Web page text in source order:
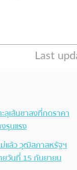
เส้นขาลงที่กดราคา
รุนแรง
ม่แล้ว วุฒิสภาสหรัฐฯ
วันที่ 15 กันยายน